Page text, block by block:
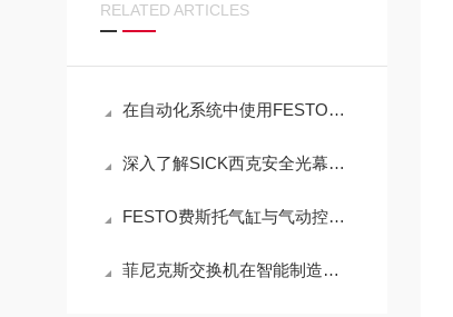
RELATED ARTICLES
在自动化系统中使用FESTO电磁阀的六大理由
深入了解SICK西克安全光幕的产品特点
FESTO费斯托气缸与气动控制系统的结合
菲尼克斯交换机在智能制造中的应用场景